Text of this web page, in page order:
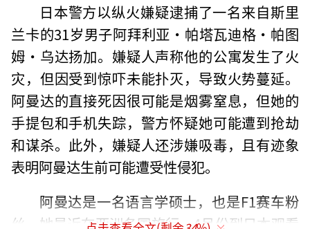
日本警方以纵火嫌疑逮捕了一名来自斯里
兰卡的31岁男子阿拜利亚·帕塔瓦迪格·帕图
姆·乌达扬加。嫌疑人声称他的公寓发生了火
灾，但因受到惊吓未能扑灭，导致火势蔓延。
阿曼达的直接死因很可能是烟雾窒息，但她的
手提包和手机失踪，警方怀疑她可能遭到抢劫
和谋杀。此外，嫌疑人还涉嫌吸毒，且有迹象
表明阿曼达生前可能遭受性侵犯。
阿曼达是一名语言学硕士，也是F1赛车粉
丝。她最近在亚洲各国旅行，4月份到日本观看